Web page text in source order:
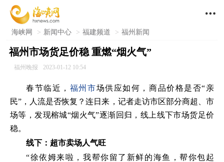

海峡网 > 新闻中心 > 福建频道 > 福州新闻
福州市场货足价稳 重燃“烟火气”
福州晚报 2023-01-12 10:54
春节临近， 福州市场供应如何，商品价格是否“亲
民”，人流是否恢复？连日来，记者走访市区部分商超、市
场等，发现榕城“烟火气”逐渐回归，线上线下市场货足价
稳。
线下：超市卖场人气旺
“徐依姆来啦，我帮你留了新鲜的海鱼，帮你包起